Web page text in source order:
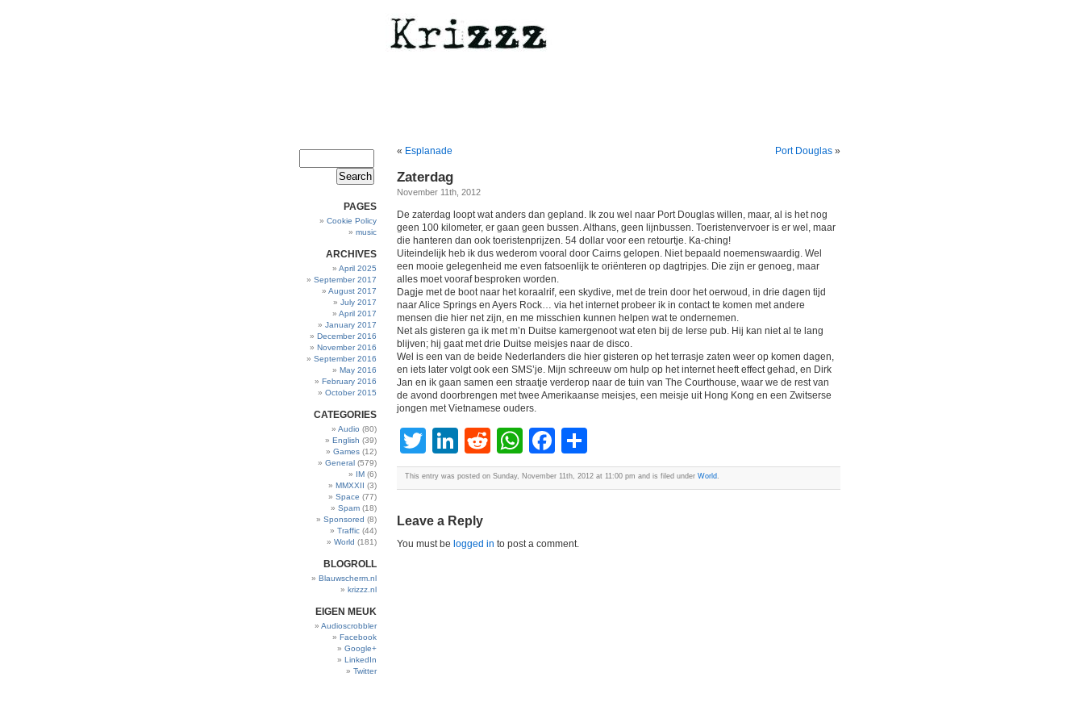
PAGES
Cookie Policy
music
ARCHIVES
April 2025
September 2017
August 2017
July 2017
April 2017
January 2017
December 2016
November 2016
September 2016
May 2016
February 2016
October 2015
CATEGORIES
Audio (80)
English (39)
Games (12)
General (579)
IM (6)
MMXXII (3)
Space (77)
Spam (18)
Sponsored (8)
Traffic (44)
World (181)
BLOGROLL
Blauwscherm.nl
krizzz.nl
EIGEN MEUK
Audioscrobbler
Facebook
Google+
LinkedIn
Twitter
« Esplanade Port Douglas »
Zaterdag
November 11th, 2012
De zaterdag loopt wat anders dan gepland. Ik zou wel naar Port Douglas willen, maar, al is het nog
geen 100 kilometer, er gaan geen bussen. Althans, geen lijnbussen. Toeristenvervoer is er wel, maar
die hanteren dan ook toeristenprijzen. 54 dollar voor een retourtje. Ka-ching!
Uiteindelijk heb ik dus wederom vooral door Cairns gelopen. Niet bepaald noemenswaardig. Wel
een mooie gelegenheid me even fatsoenlijk te oriënteren op dagtripjes. Die zijn er genoeg, maar
alles moet vooraf besproken worden.
Dagje met de boot naar het koraalrif, een skydive, met de trein door het oerwoud, in drie dagen tijd
naar Alice Springs en Ayers Rock… via het internet probeer ik in contact te komen met andere
mensen die hier net zijn, en me misschien kunnen helpen wat te ondernemen.
Net als gisteren ga ik met m’n Duitse kamergenoot wat eten bij de Ierse pub. Hij kan niet al te lang
blijven; hij gaat met drie Duitse meisjes naar de disco.
Wel is een van de beide Nederlanders die hier gisteren op het terrasje zaten weer op komen dagen,
en iets later volgt ook een SMS’je. Mijn schreeuw om hulp op het internet heeft effect gehad, en Dirk
Jan en ik gaan samen een straatje verderop naar de tuin van The Courthouse, waar we de rest van
de avond doorbrengen met twee Amerikaanse meisjes, een meisje uit Hong Kong en een Zwitserse
jongen met Vietnamese ouders.
Twitter
LinkedIn
RedditWhatsApp
Facebook
This entry was posted on Sunday, November 11th, 2012 at 11:00 pm and is filed under World .
Leave a Reply
You must be logged in to post a comment.